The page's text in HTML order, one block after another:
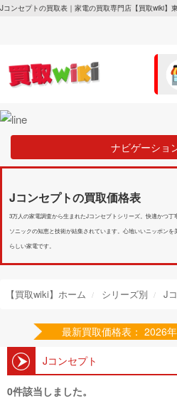
Jコンセプトの買取表｜家電の買取専門店【買取wiki】
ナビゲーショ
Jコンセプトの買取価格表
3万人の家電調査から生まれたJコンセプトシリーズ。快適かつ
ソニックの知恵と技術が結集されています。心地いいニッポン
らしい家電です。
【買取wiki】ホーム シリーズ別 J
最新買取価格表： 2026
Jコンセプト
0件該当しました。